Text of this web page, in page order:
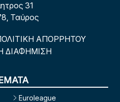
31
Ταύρος
ΑΠΟΡΡΗΤΟΥ
ΔΙΑΦΗΜΙΣΗ
Euroleague